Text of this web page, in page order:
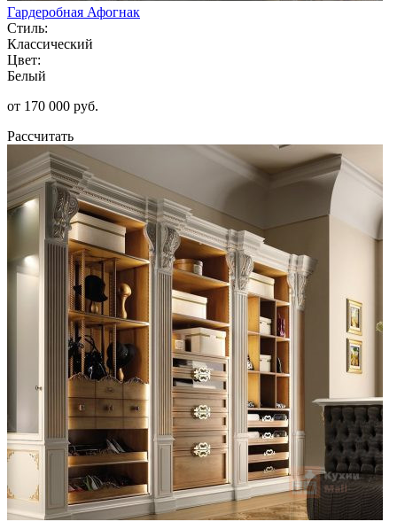
Гардеробная Афогнак
Стиль:
Классический
Цвет:
Белый
от 170 000 руб.
Рассчитать